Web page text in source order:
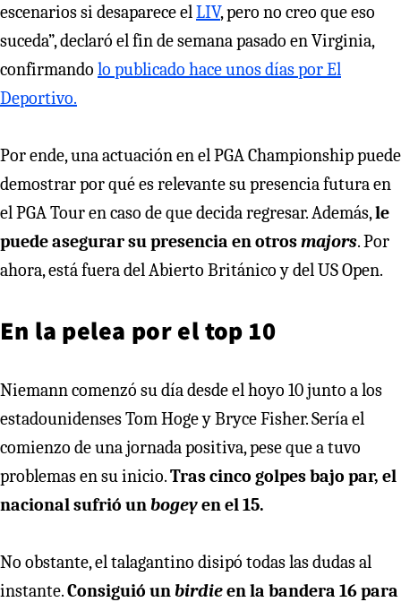
escenarios si desaparece elLIV, pero no creo que eso
suceda”, declaró el fin de semana pasado en Virginia,
confirmando lo publicado hace unos días por El
Deportivo.
Por ende, una actuación en el PGA Championship puede
demostrar por qué es relevante su presencia futura en
el PGA Tour en caso de que decida regresar. Además,le
puede asegurar su presencia en otrosmajors. Por
ahora, está fuera del Abierto Británico y del US Open.
En la pelea por el top 10
Niemann comenzó su día desde el hoyo 10 junto a los
estadounidenses Tom Hoge y Bryce Fisher. Sería el
comienzo de una jornada positiva, pese que a tuvo
problemas en su inicio.Tras cinco golpes bajo par, el
nacional sufrió unbogeyen el 15.
No obstante, el talagantino disipó todas las dudas al
instante.Consiguió unbirdieen la bandera 16 para